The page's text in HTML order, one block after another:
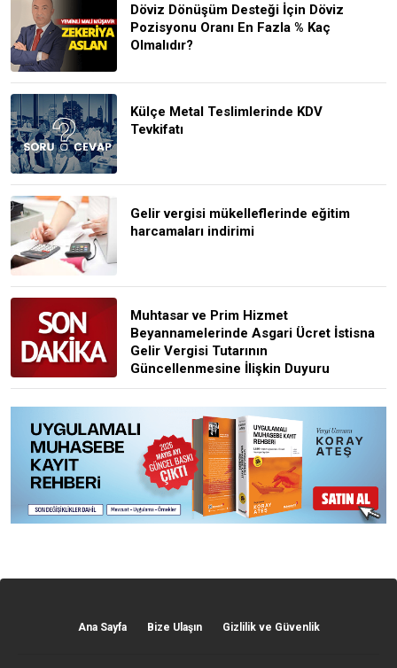
Döviz Dönüşüm Desteği İçin Döviz
Pozisyonu Oranı En Fazla % Kaç
Olmalıdır?
Külçe Metal Teslimlerinde KDV
Tevkifatı
Gelir vergisi mükelleflerinde eğitim
harcamaları indirimi
Muhtasar ve Prim Hizmet
Beyannamelerinde Asgari Ücret İstisna
Gelir Vergisi Tutarının
Güncellenmesine İlişkin Duyuru
Ana Sayfa Bize Ulaşın Gizlilik ve Güvenlik